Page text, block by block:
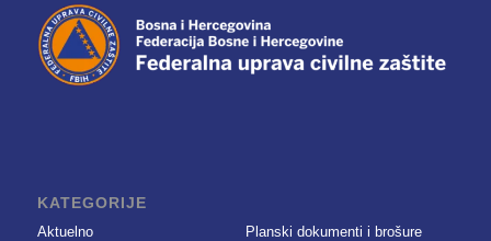
KATEGORIJE
Aktuelno
Planski dokumenti i brošure